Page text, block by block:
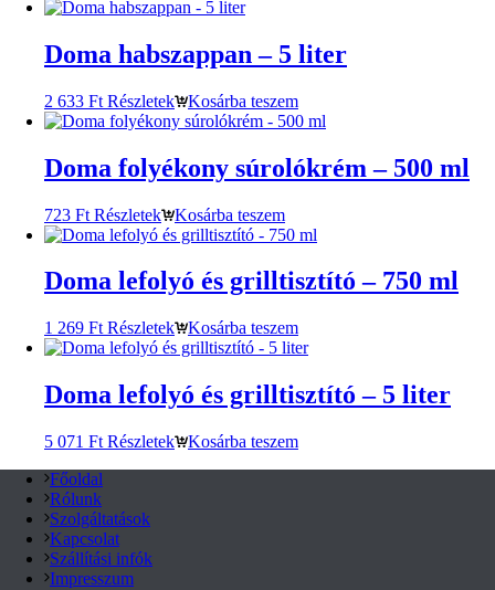
Doma habszappan – 5 liter
2 633 Ft Részletek Kosárba teszem
Doma folyékony súrolókrém – 500 ml
723 Ft Részletek Kosárba teszem
Doma lefolyó és grilltisztító – 750 ml
1 269 Ft Részletek Kosárba teszem
Doma lefolyó és grilltisztító – 5 liter
5 071 Ft Részletek
Kosárba teszem
Főoldal
Rólunk
Szolgáltatások
Kapcsolat
Szállítási infók
Impresszum